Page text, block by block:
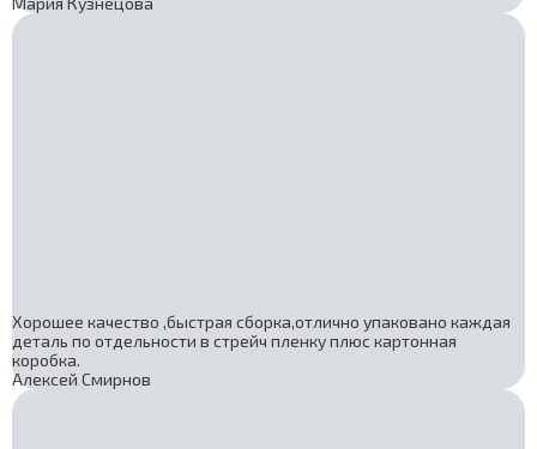
Хорошее качество ,быстрая сборка,отлично упаковано каждая
деталь по отдельности в стрейч пленку плюс картонная
коробка.
Алексей Смирнов